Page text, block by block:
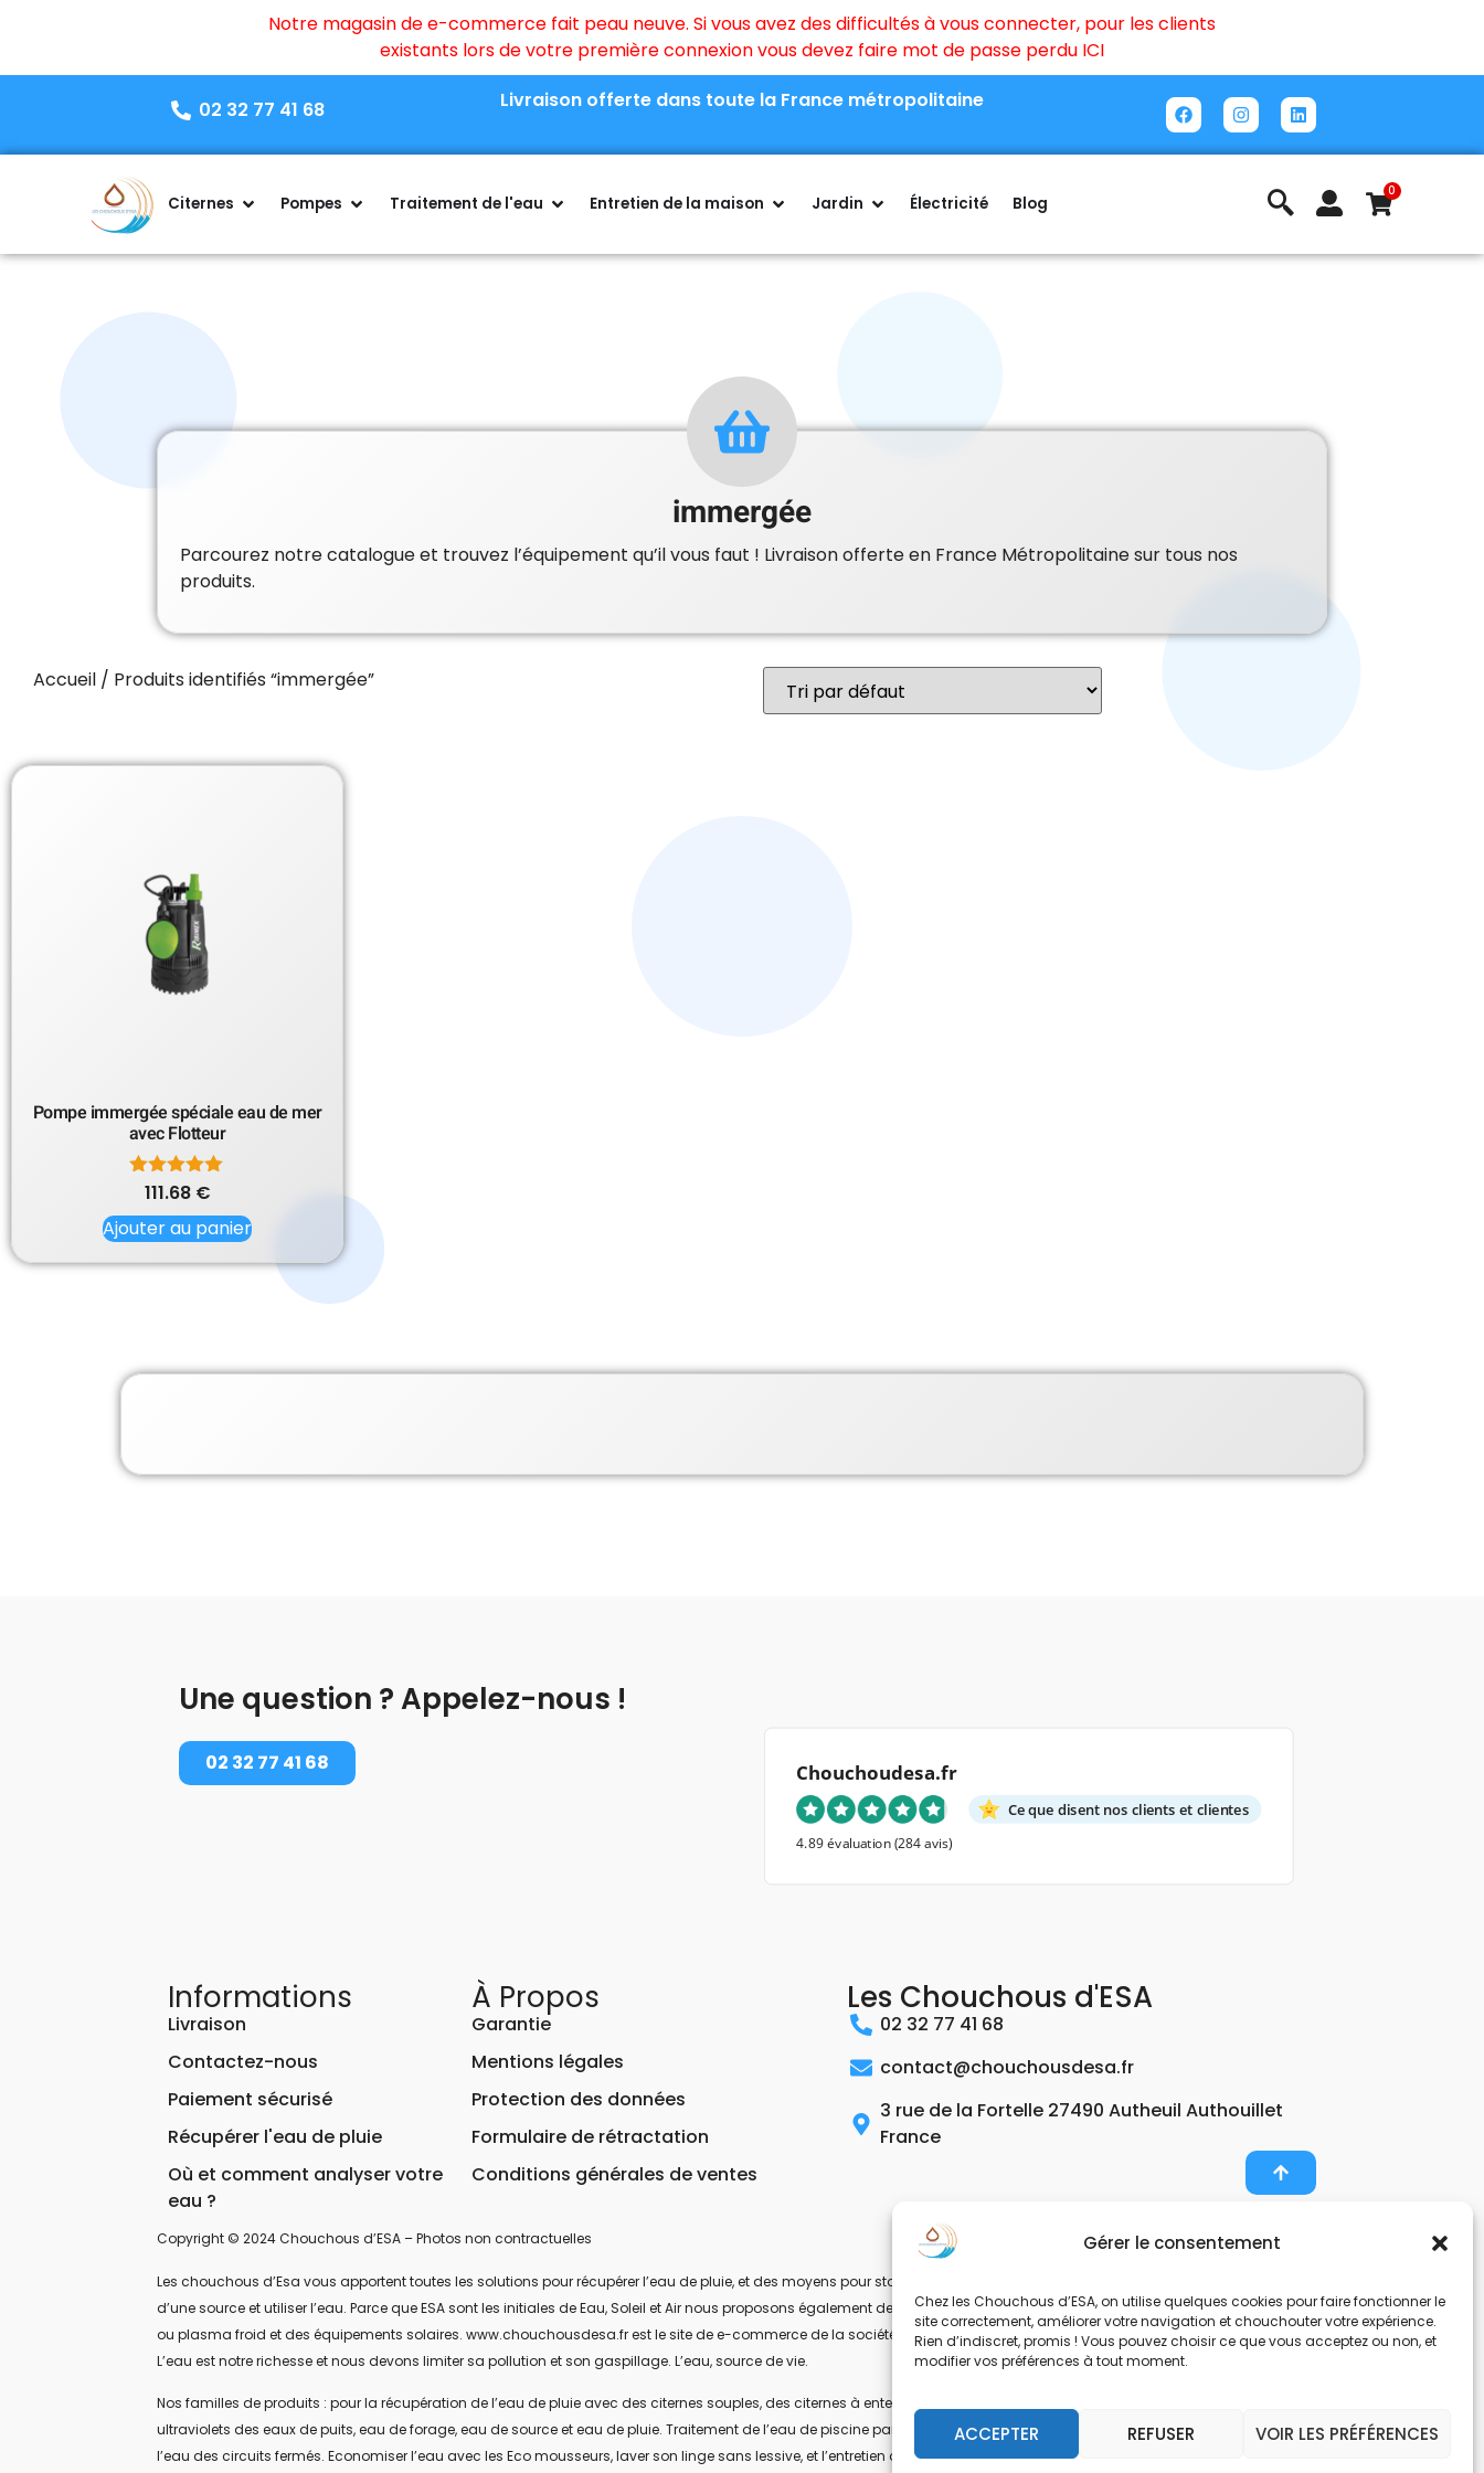
Gérer le consentement
Chez les Chouchous d’ESA, on utilise quelques cookies pour faire fonctionner le
site correctement, améliorer votre navigation et chouchouter votre expérience.
Rien d’indiscret, promis ! Vous pouvez choisir ce que vous acceptez ou non, et
modifier vos préférences à tout moment.
ACCEPTER REFUSER VOIR LES PRÉFÉRENCES
Notre magasin de e-commerce fait peau neuve. Si vous avez des difficultés à vous connecter, pour les clients
existants lors de votre première connexion vous devez faire mot de passe perdu ICI
02 32 77 41 68 Livraison offerte dans toute la France métropolitaine
Citernes Pompes Traitement de l'eau Entretien de la maison Jardin Électricité Blog
0
immergée
Parcourez notre catalogue et trouvez l’équipement qu’il vous faut ! Livraison offerte en France Métropolitaine sur tous nos
produits.
Accueil / Produits identifiés “immergée”
Pompe immergée spéciale eau de mer
avec Flotteur
Note
sur 5
111.68 €
Ajouter au panier
Une question ? Appelez-nous !
02 32 77 41 68 Chouchoudesa.fr
Ce que disent nos clients et clientes
4.89 évaluation(284 avis)
Informations
Livraison
Contactez-nous
Paiement sécurisé
Récupérer l'eau de pluie
Où et comment analyser votre
eau ?
À Propos
Garantie
Mentions légales
Protection des données
Formulaire de rétractation
Conditions générales de ventes
Les Chouchous d'ESA
02 32 77 41 68
contact@chouchousdesa.fr
3 rue de la Fortelle 27490 Autheuil Authouillet
France
Copyright © 2024 Chouchous d’ESA – Photos non contractuelles
Les chouchous d’Esa vous apportent toutes les solutions pour récupérer l’eau de pluie, et des moyens pour stocker, filtrer, traiter et potabiliser l’eau d’un forage, d’un puits ou
d’une source et utiliser l’eau. Parce que ESA sont les initiales de Eau, Soleil et Air nous proposons également des équipements pour décontaminer de l’air par photocatalyse
ou plasma froid et des équipements solaires. www.chouchousdesa.fr est le site de e-commerce de la société ESA Evolutions, une entreprise Normande au service de l’eau.
L’eau est notre richesse et nous devons limiter sa pollution et son gaspillage. L’eau, source de vie.
Nos familles de produits : pour la récupération de l’eau de pluie avec des citernes souples, des citernes à enterrer, ou des citernes hors sol. Filtration et potabilisation par
ultraviolets des eaux de puits, eau de forage, eau de source et eau de pluie. Traitement de l’eau de piscine par UV-C. Les pompes et gestionnaire d’eau. Anticalcaire, clarifier
l’eau des circuits fermés. Economiser l’eau avec les Eco mousseurs, laver son linge sans lessive, et l’entretien de la maison et de locaux avec des microfibres.